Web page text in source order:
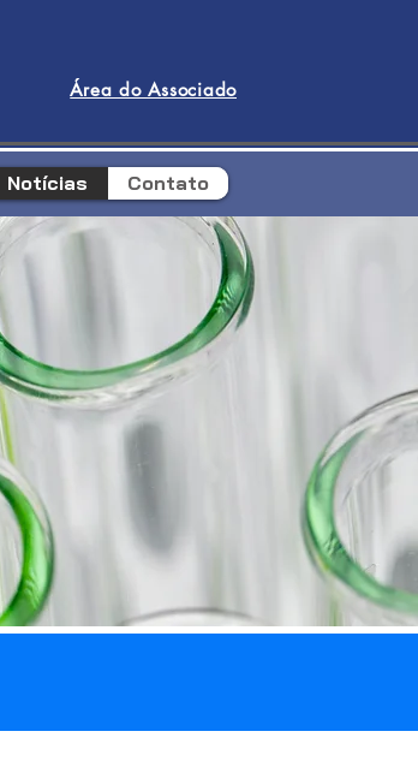
Área do Associado
Notícias Contato